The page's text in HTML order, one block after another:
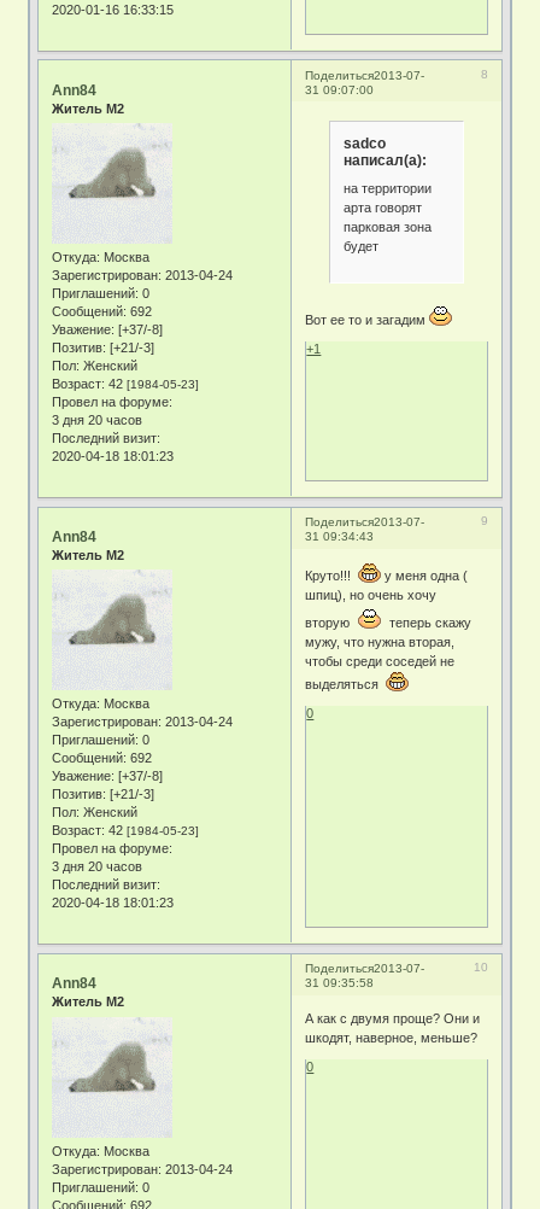
2020-01-16 16:33:15
Поделиться 8
2013-07-
31 09:07:00
Ann84
Житель М2
Откуда: Москва
Зарегистрирован: 2013-04-24
Приглашений: 0
Сообщений: 692
Уважение: [+37/-8]
Позитив: [+21/-3]
Пол: Женский
Возраст: 42[1984-05-23]
Провел на форуме:
3 дня 20 часов
Последний визит:
2020-04-18 18:01:23
sadco
написал(а):
на территории
арта говорят
парковая зона
будет
Вот ее то и загадим
+1
Поделиться 9
2013-07-
31 09:34:43
Ann84
Житель М2
Откуда: Москва
Зарегистрирован: 2013-04-24
Приглашений: 0
Сообщений: 692
Уважение: [+37/-8]
Позитив: [+21/-3]
Пол: Женский
Возраст: 42[1984-05-23]
Провел на форуме:
3 дня 20 часов
Последний визит:
2020-04-18 18:01:23
Круто!!!
у меня одна (
шпиц), но очень хочу
вторую
теперь скажу
мужу, что нужна вторая,
чтобы среди соседей не
выделяться
0
Поделиться 10
2013-07-
31 09:35:58
Ann84
Житель М2
Откуда: Москва
Зарегистрирован: 2013-04-24
Приглашений: 0
Сообщений: 692
А как с двумя проще? Они и
шкодят, наверное, меньше?
0